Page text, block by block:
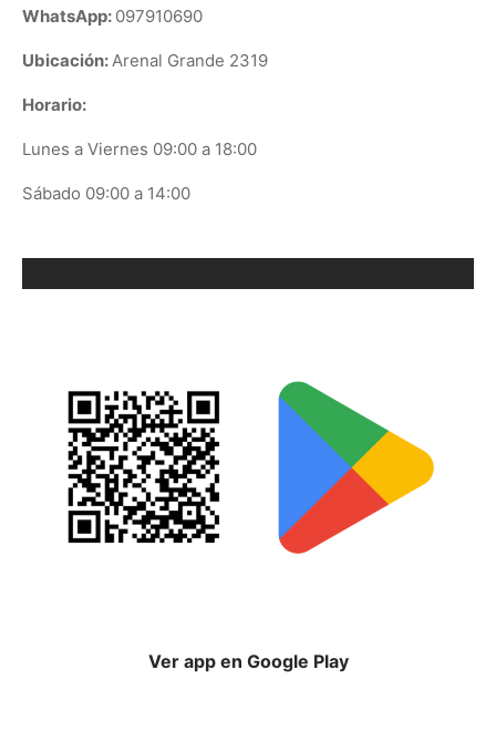
WhatsApp: 097910690
Ubicación:Arenal Grande 2319
Horario:
Lunes a Viernes 09:00 a 18:00
Sábado 09:00 a 14:00
Ver app en Google Play